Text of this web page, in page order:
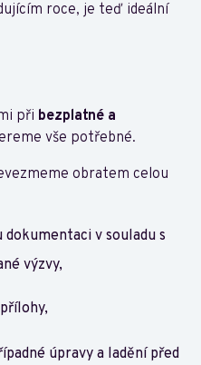
roce, je teď ideální
při bezplatné a
vše potřebné.
obratem celou
v souladu s
výzvy,
úpravy a ladění před